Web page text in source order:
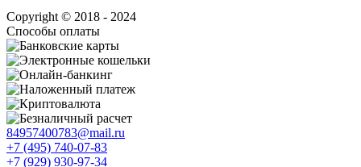
Copyright © 2018 - 2024
Способы оплаты
84957400783@mail.ru
+7 (495) 740-07-83
+7 (929) 930-97-34